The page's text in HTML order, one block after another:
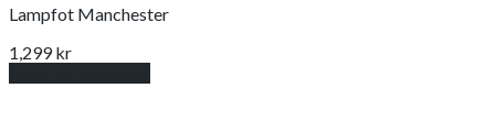
Lampfot Manchester
1,299kr